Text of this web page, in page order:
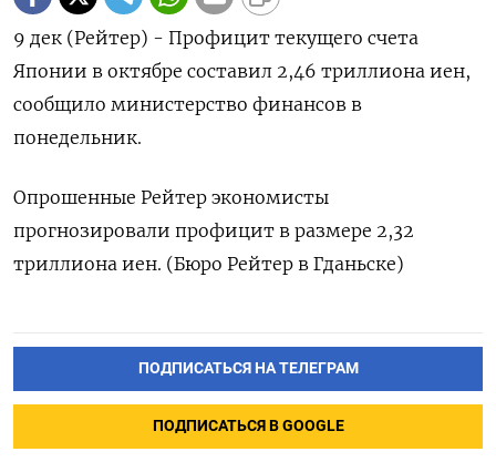
9 дек (Рейтер) - Профицит текущего счета
Японии в октябре составил 2,46 триллиона иен,
сообщило министерство финансов в
понедельник.
Опрошенные Рейтер экономисты
прогнозировали профицит в размере 2,32
триллиона иен. (Бюро Рейтер в Гданьске)
ПОДПИСАТЬСЯ НА ТЕЛЕГРАМ
ПОДПИСАТЬСЯ В GOOGLE